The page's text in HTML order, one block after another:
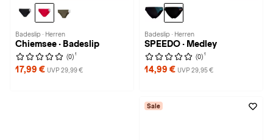
Badeslip · Herren
Chiemsee · Badeslip
(0) 1
17,99 € UVP 29,99 €
Badeslip · Herren
SPEEDO · Medley
(0) 1
14,99 € UVP 29,95 €
Sale